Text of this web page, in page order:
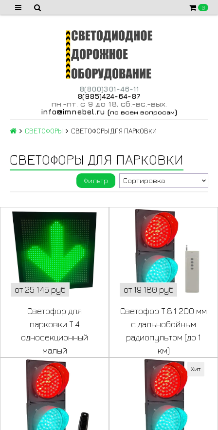
0
8(800)301-46-11
8(985)424-64-87
пн -пт с 9 до 18, сб -вс -вых.
info@imnebel.ru (по всем вопросам)
СВЕТОФОРЫ СВЕТОФОРЫ ДЛЯ ПАРКОВКИ
СВЕТОФОРЫ ДЛЯ ПАРКОВКИ
Фильтр
от 25 145 руб
Светофор для
парковки Т.4
односекционный
малый
от 19 180 руб
Светофор Т.8.1 200 мм
с дальнобойным
радиопультом (до 1
км)
Хит